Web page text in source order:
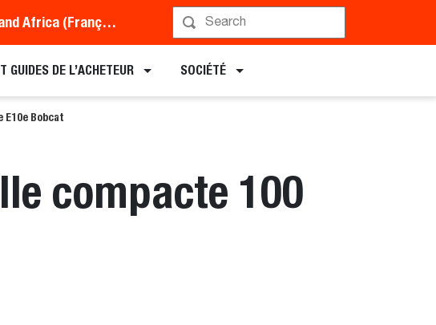
Middle East and Africa (Français)
GUIDES DE L’ACHETEUR SOCIÉTÉ
Bobcat
compacte 100